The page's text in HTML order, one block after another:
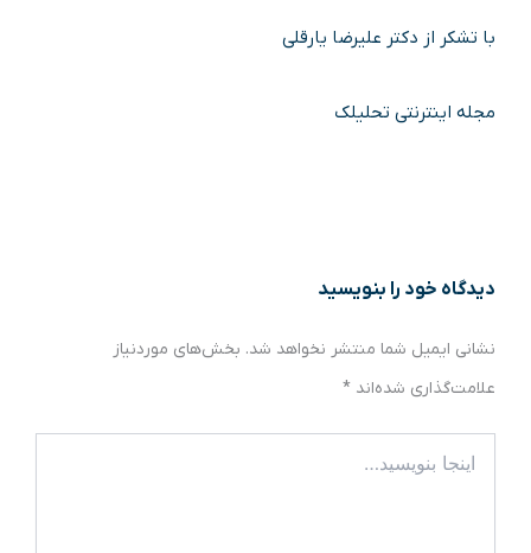
با تشکر از دکتر علیرضا یارقلی
مجله اینترنتی تحلیلک
دیدگاه‌ خود را بنویسید
نشانی ایمیل شما منتشر نخواهد شد. بخش‌های موردنیاز
علامت‌گذاری شده‌اند *
بنویسید…